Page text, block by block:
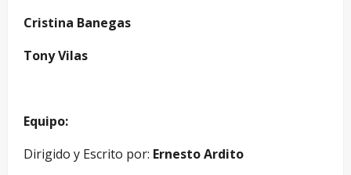
Cristina Banegas
Tony Vilas
Equipo:
Dirigido y Escrito por: Ernesto Ardito